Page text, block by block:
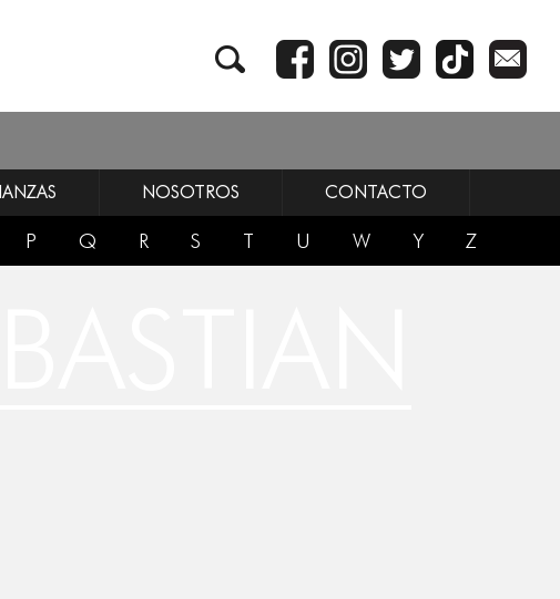
NOSOTROS CONTACTO
P Q R S T U W Y Z